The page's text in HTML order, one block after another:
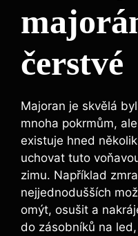
čerstvé
Majoran je skvělá
mnoha pokrmům,
existuje hned
uchovat tuto
zimu. Například
nejjednodušších
omýt, osušit a
do zásobníků na